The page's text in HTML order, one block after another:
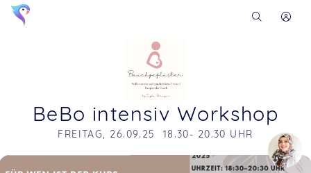
BeBo intensiv Workshop
FREITAG, 26.09.25  18.30- 20.30 UHR
Soon you will learn more about me here...